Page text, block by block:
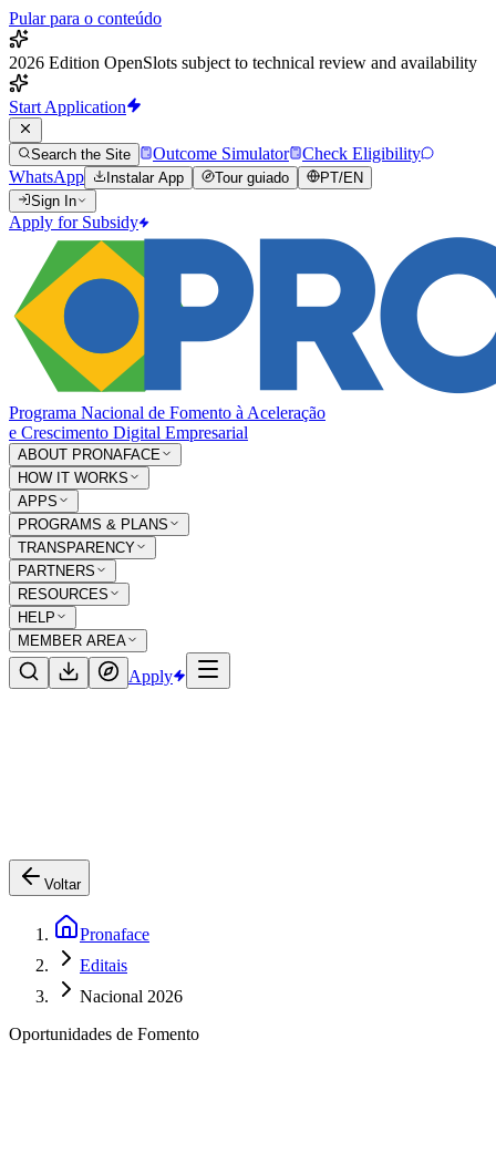
Pular para o conteúdo
2026 Edition OpenSlots subject to technical review and availability
Start Application
Search the Site Outcome Simulator
Check Eligibility
WhatsApp
Instalar App Tour guiado PT/EN
Sign In
Apply for Subsidy
Programa Nacional de Fomento à Aceleração
e Crescimento Digital Empresarial
ABOUT PRONAFACE
HOW IT WORKS
APPS
PROGRAMS & PLANS
TRANSPARENCY
PARTNERS
RESOURCES
HELP
MEMBER AREA
Apply
Voltar
Pronaface
Editais
Nacional 2026
Oportunidades de Fomento